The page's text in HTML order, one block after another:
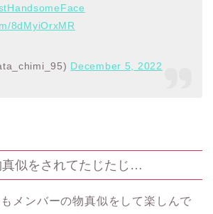
8dMyiOrxMR
December 5, 2022
真似をされてたじたじ…
メンバーの物真似をして楽しんで